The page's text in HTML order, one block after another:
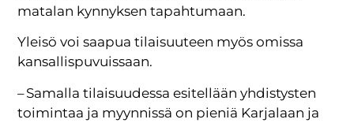
matalan kynnyksen tapahtumaan.
Yleisö voi saapua tilaisuuteen myös omissa
kansallispuvuissaan.
– Samalla tilaisuudessa esitellään yhdistysten
toimintaa ja myynnissä on pieniä Karjalaan ja